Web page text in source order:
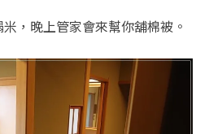
，晚上管家會來幫你舖棉被。